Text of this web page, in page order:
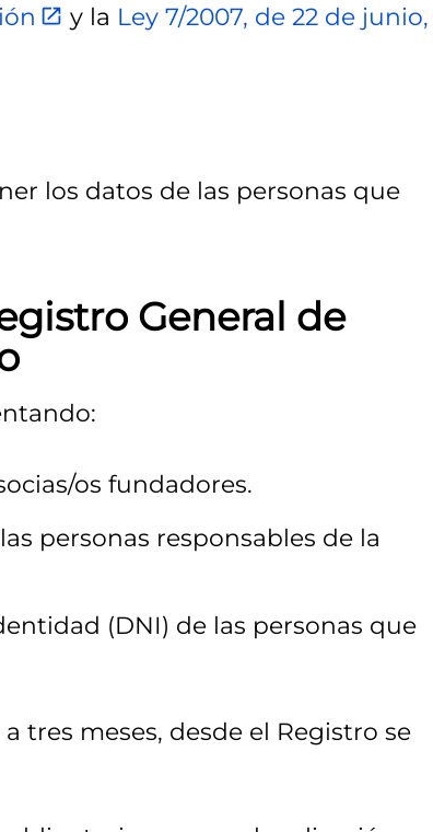
y la Ley 7/2007, de 22 de
los datos de las personas que
General de
os fundadores.
personas responsables de la
(DNI) de las personas que
tres meses, desde el Registro se